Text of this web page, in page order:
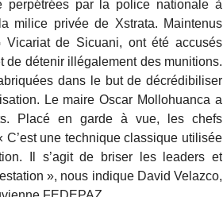
par la police nationale à
milice privée de Xstrata. Maintenus
Vicariat de Sicuani, ont été accusés
de détenir illégalement des munitions.
dans le but de décrédibiliser
Le maire Oscar Mollohuanca a
Placé en garde à vue, les chefs
C’est une technique classique utilisée
Il s’agit de briser les leaders et
», nous indique David Velazco,